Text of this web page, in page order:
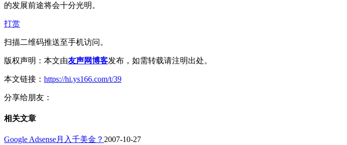
的发展前途将会十分光明。
打赏
扫描二维码推送至手机访问。
版权声明：本文由友声网博客发布，如需转载请注明出处。
本文链接： https://hi.ys166.com/t/39
分享给朋友：
相关文章
Google Adsense月入千美金？ 2007-10-27